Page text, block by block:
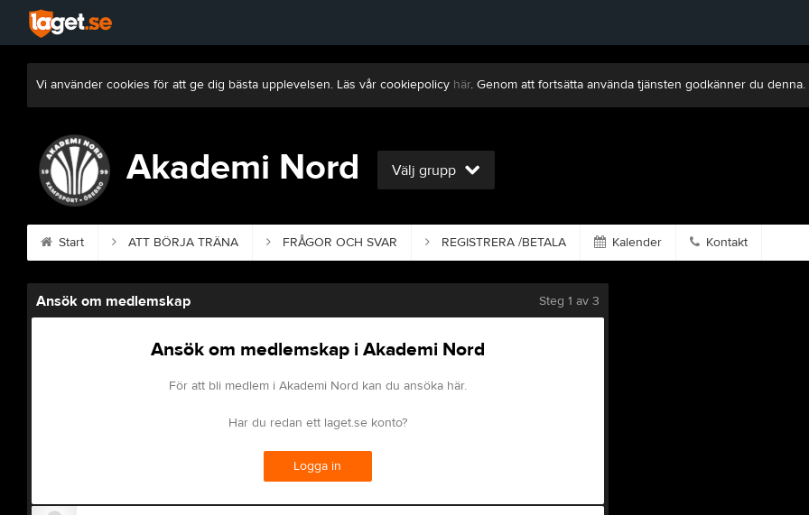
Vi använder cookies för att ge dig bästa upplevelsen. Läs vår cookiepolicy här. Genom att fortsätta använda tjänsten godkänner du denna.
Akademi Nord Välj grupp
Start ATT BÖRJA TRÄNA FRÅGOR OCH SVAR REGISTRERA /BETALA Kalender Kontakt
Ansök om medlemskap Steg 1 av 3
Ansök om medlemskap i Akademi Nord
För att bli medlem i Akademi Nord kan du ansöka här.
Har du redan ett laget.se konto?
Logga in